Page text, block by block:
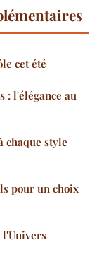
cet été
: l'élégance au
chaque style
pour un choix
l'Univers